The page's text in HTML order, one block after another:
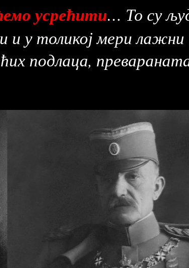
усрећити… То су
у толикој мери лажни
подлаца,